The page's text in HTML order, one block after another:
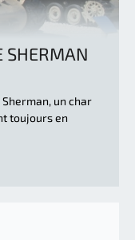
SHERMAN
un char
toujours en